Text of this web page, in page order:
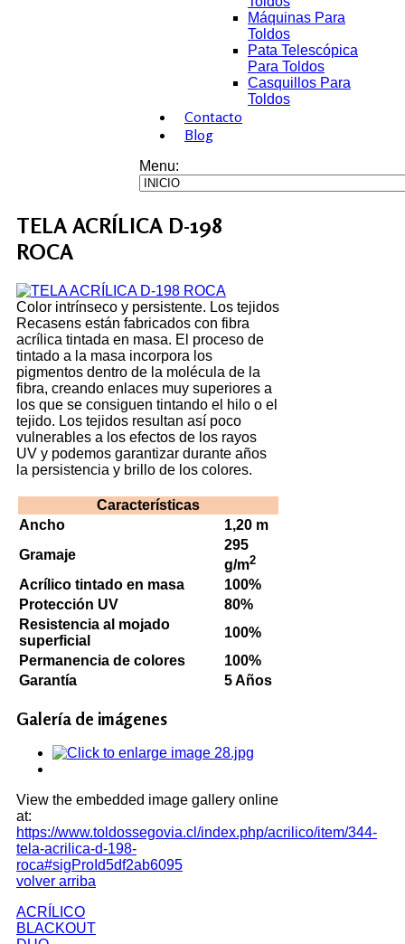
Máquinas Para
Toldos
Pata Telescópica
Para Toldos
Casquillos Para
Toldos
Contacto
Blog
Menu:
TELA ACRÍLICA D-198
ROCA
Color intrínseco y persistente. Los tejidos
Recasens están fabricados con fibra
acrílica tintada en masa. El proceso de
tintado a la masa incorpora los
pigmentos dentro de la molécula de la
fibra, creando enlaces muy superiores a
los que se consiguen tintando el hilo o el
tejido. Los tejidos resultan así poco
vulnerables a los efectos de los rayos
UV y podemos garantizar durante años
la persistencia y brillo de los colores.
Características
Ancho
1,20 m
Gramaje
295
g/m2
Acrílico tintado en masa
100%
Protección UV
80%
Resistencia al mojado
superficial
100%
Permanencia de colores
100%
Garantía
5 Años
Galería de imágenes
View the embedded image gallery online
at:
https://www.toldossegovia.cl/index.php/acrilico/item/344-
tela-acrilica-d-198-
roca#sigProId5df2ab6095
volver arriba
ACRÍLICO
BLACKOUT